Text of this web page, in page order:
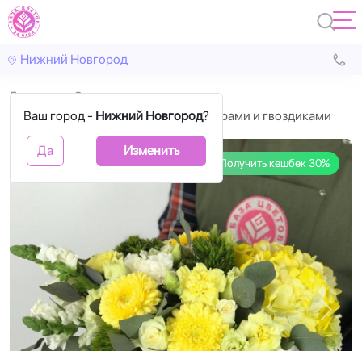
Нижний Новгород
Ваш город - Нижний Новгород?
Да Изменить
Главная
С цветами
Коробка цветов с жёлтыми герберами и гвоздиками
Получить кешбек 30%
Назад